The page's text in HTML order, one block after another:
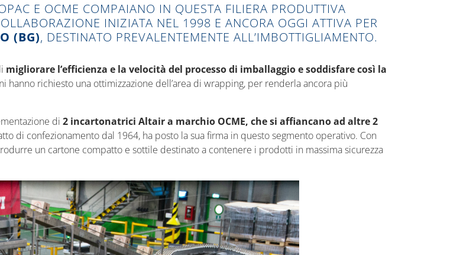
E OCME COMPAIANO IN QUESTA FILIERA PRODUTTIVA
INIZIATA NEL 1998 E ANCORA OGGI ATTIVA PER
(BG), DESTINATO PREVALENTEMENTE ALL’IMBOTTIGLIAMENTO.
migliorare l’efficienza e la velocità del processo di imballaggio e soddisfare così la
hanno richiesto una ottimizzazione dell’area di wrapping, per renderla ancora più
di 2 incartonatrici Altair a marchio OCME, che si affiancano ad altre 2
di confezionamento dal 1964, ha posto la sua firma in questo segmento operativo. Con
un cartone compatto e sottile destinato a contenere i prodotti in massima sicurezza